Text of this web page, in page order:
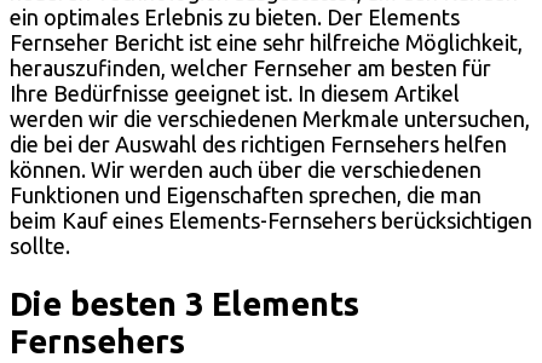
ein optimales Erlebnis zu bieten. Der Elements
Fernseher Bericht ist eine sehr hilfreiche Möglichkeit,
herauszufinden, welcher Fernseher am besten für
Ihre Bedürfnisse geeignet ist. In diesem Artikel
werden wir die verschiedenen Merkmale untersuchen,
die bei der Auswahl des richtigen Fernsehers helfen
können. Wir werden auch über die verschiedenen
Funktionen und Eigenschaften sprechen, die man
beim Kauf eines Elements-Fernsehers berücksichtigen
sollte.
Die besten 3 Elements
Fernsehers